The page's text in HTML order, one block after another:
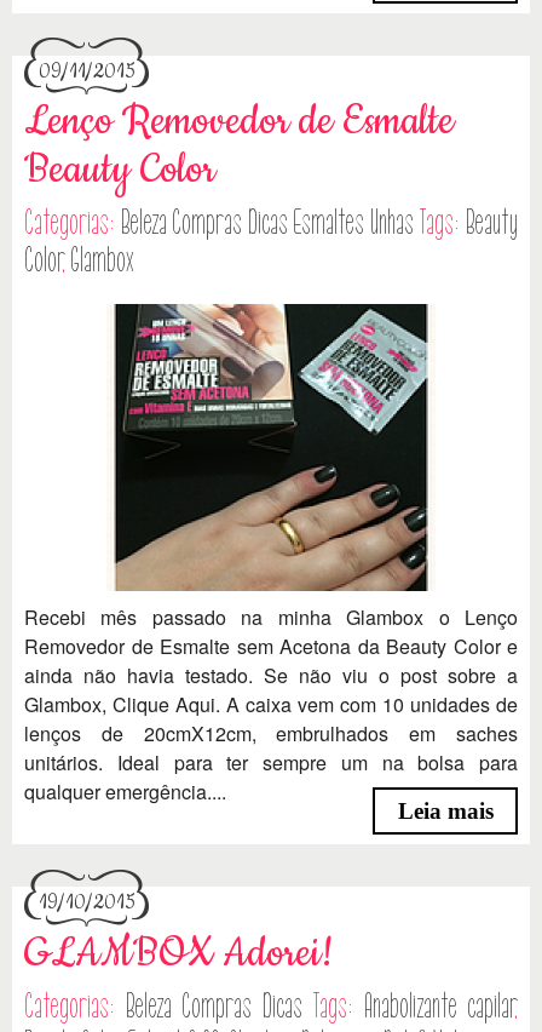
09/11/2015
Lenço Removedor de Esmalte
Beauty Color
Categorias: Beleza Compras Dicas Esmaltes Unhas Tags: Beauty
Color,Glambox
Recebi mês passado na minha Glambox o Lenço
Removedor de Esmalte sem Acetona da Beauty Color e
ainda não havia testado. Se não viu o post sobre a
Glambox, Clique Aqui. A caixa vem com 10 unidades de
lenços de 20cmX12cm, embrulhados em saches
unitários. Ideal para ter sempre um na bolsa para
qualquer emergência....
Leia mais
19/10/2015
GLAMBOX Adorei!
Categorias: Beleza Compras Dicas Tags: Anabolizante capilar,